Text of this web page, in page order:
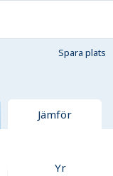
Spara plats
Jämför
Yr